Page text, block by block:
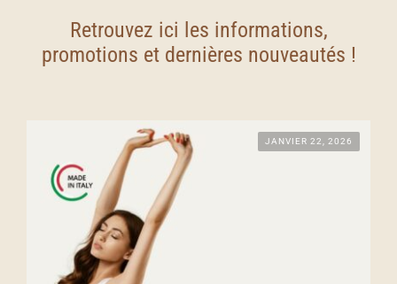
Retrouvez ici les informations,
promotions et dernières nouveautés !
JANVIER 22, 2026